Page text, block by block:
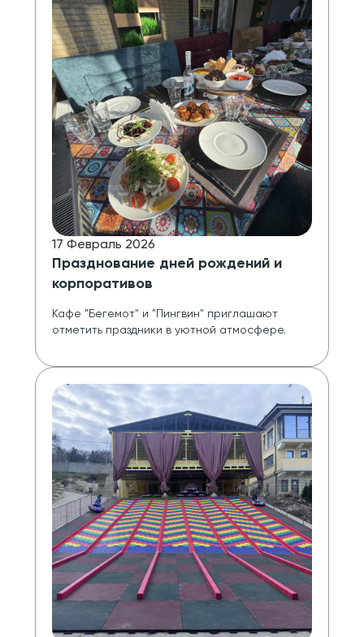
17 Февраль 2026
Празднование дней рождений и
корпоративов
Кафе "Бегемот" и "Пингвин" приглашают
отметить праздники в уютной атмосфере.